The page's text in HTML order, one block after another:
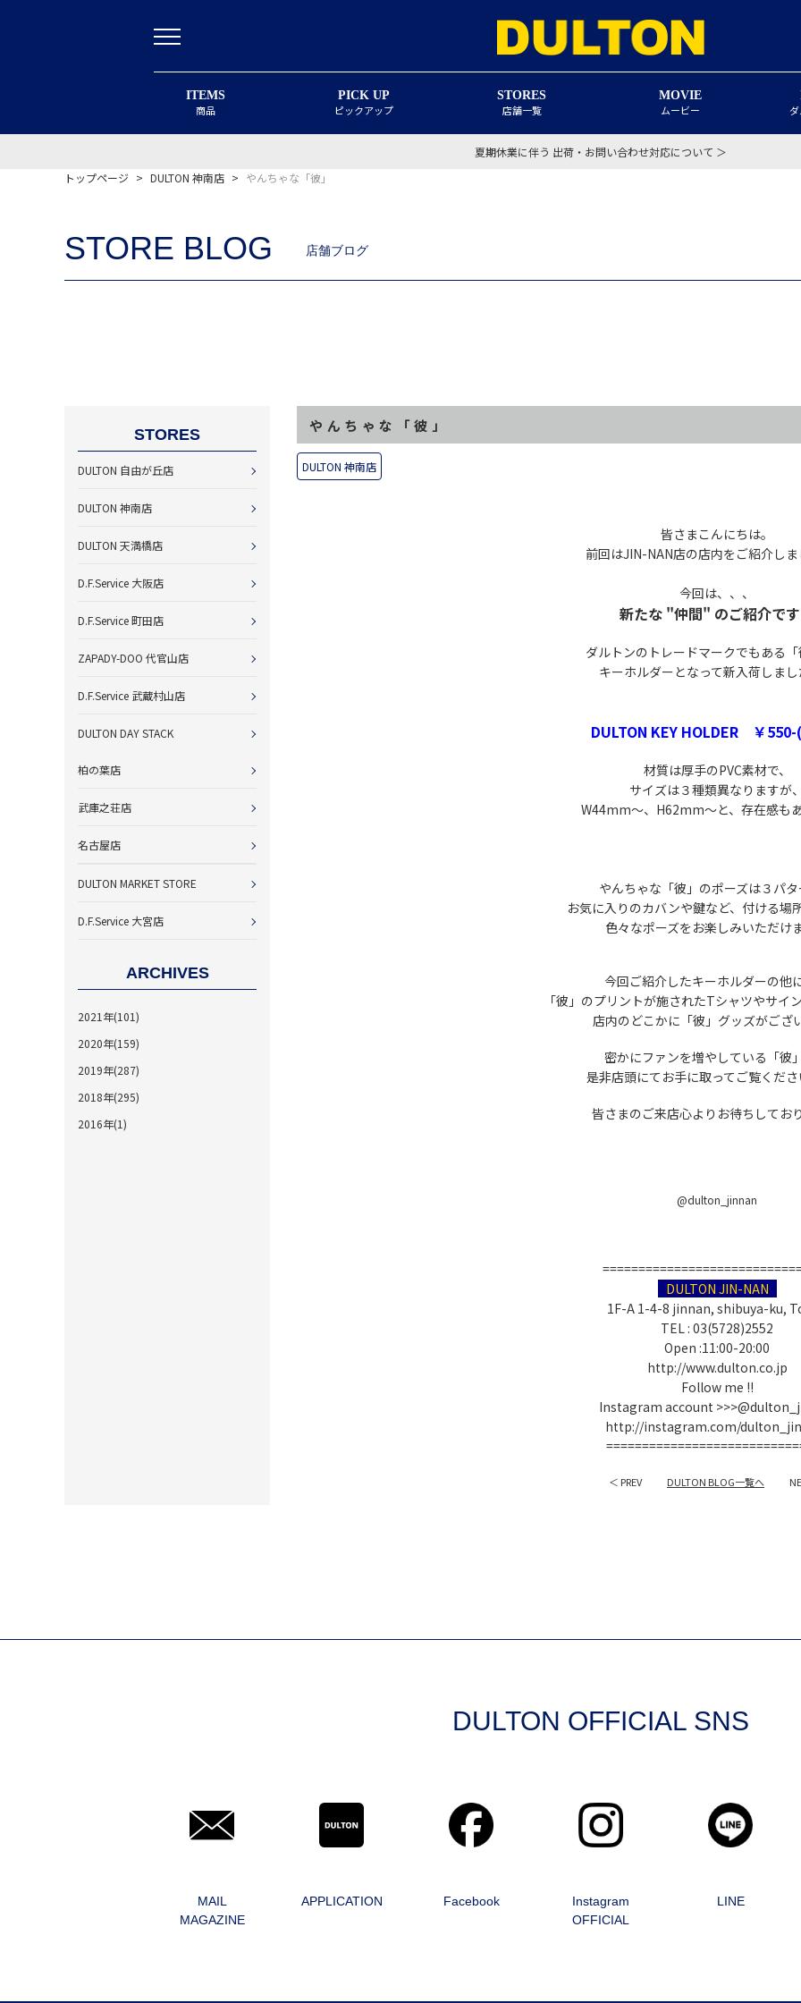
ITEMS
商品
PICK UP
ピックアップ
STORES
店舗一覧
MOVIE
ムービー
夏期休業に伴う 出荷・お問い合わせ対応について ＞
トップページ > DULTON 神南店 > やんちゃな「彼」
STORE BLOG 店舗ブログ
STORES
DULTON 自由が丘店
DULTON 神南店
DULTON 天満橋店
D.F.Service 大阪店
D.F.Service 町田店
ZAPADY-DOO 代官山店
D.F.Service 武蔵村山店
DULTON DAY STACK
柏の葉店
武庫之荘店
名古屋店
DULTON MARKET STORE
D.F.Service 大宮店
ARCHIVES
2021年(101)
2020年(159)
2019年(287)
2018年(295)
2016年(1)
やんちゃな「彼」
DULTON 神南店
皆さまこんにちは。
前回はJIN-NAN店の店内をご紹介しま
今回は、、、
新たな "仲間" のご紹介です
ダルトンのトレードマークでもある「
キーホルダーとなって新入荷しまし
DULTON KEY HOLDER ￥
材質は厚手のPVC素材で、
サイズは３種類異なりますが、
W44mm〜、H62mm〜と、存在感も
やんちゃな「彼」のポーズは３パタ
お気に入りのカバンや鍵など、付ける場
色々なポーズをお楽しみいただけま
今回ご紹介したキーホルダーの他
「彼」 のプリントが施されたTシャツやサイ
店内のどこかに「彼」グッズがござ
密かにファンを増やしている「彼」
是非店頭にてお手に取ってご覧くだ
皆さまのご来店心よりお待ちしてお
@dulton_jinnan
DULTON JIN-NAN
1F-A 1-4-8 jinnan, shibuya-ku,
TEL : 03(5728)2552
Open :11:00-20:00
http://www.dulton.co.jp
Follow me !!
Instagram account
http://instagram.com/
＜ PREV DULTON BLOG一覧へ
DULTON OFFICIAL SNS
MAIL
MAGAZINE
APPLICATION Facebook
Instagram
OFFICIAL
LINE